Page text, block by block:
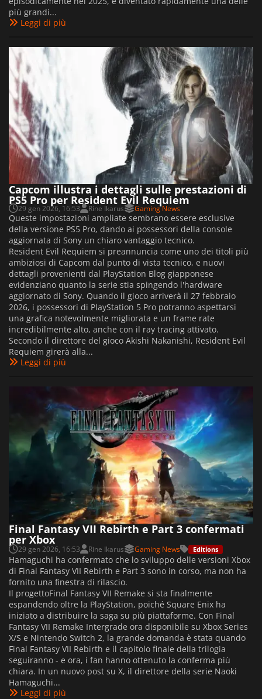
più grandi...
Leggi di più
Capcom illustra i dettagli sulle prestazioni di
PS5 Pro per Resident Evil Requiem
29 gen 2026, 16:53 Rine Ikarus Gaming News
Queste impostazioni ampliate sembrano essere esclusive
della versione PS5 Pro, dando ai possessori della console
aggiornata di Sony un chiaro vantaggio tecnico.
Resident Evil Requiem si preannuncia come uno dei titoli più
ambiziosi di Capcom dal punto di vista tecnico, e nuovi
dettagli provenienti dal PlayStation Blog giapponese
evidenziano quanto la serie stia spingendo l'hardware
aggiornato di Sony. Quando il gioco arriverà il 27 febbraio
2026, i possessori di PlayStation 5 Pro potranno aspettarsi
una grafica notevolmente migliorata e un frame rate
incredibilmente alto, anche con il ray tracing attivato.
Secondo il direttore del gioco Akishi Nakanishi, Resident Evil
Requiem girerà alla...
Leggi di più
Final Fantasy VII Rebirth e Part 3 confermati
per Xbox
29 gen 2026, 16:53 Rine Ikarus Gaming News Editions
Hamaguchi ha confermato che lo sviluppo delle versioni Xbox
di Final Fantasy VII Rebirth e Part 3 sono in corso, ma non ha
fornito una finestra di rilascio.
Il progettoFinal Fantasy VII Remake si sta finalmente
espandendo oltre la PlayStation, poiché Square Enix ha
iniziato a distribuire la saga su più piattaforme. Con Final
Fantasy VII Remake Intergrade ora disponibile su Xbox Series
X/S e Nintendo Switch 2, la grande domanda è stata quando
Final Fantasy VII Rebirth e il capitolo finale della trilogia
seguiranno - e ora, i fan hanno ottenuto la conferma più
chiara. In un nuovo post su X, il direttore della serie Naoki
Hamaguchi...
Leggi di più